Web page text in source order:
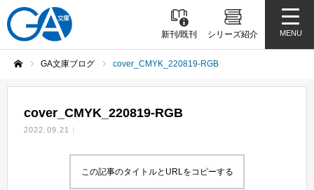
新刊/既刊 シリーズ紹介 MENU
GA文庫ブログ cover_CMYK_220819-RGB
cover_CMYK_220819-RGB
2022.09.21
この記事のタイトルとURLをコピーする